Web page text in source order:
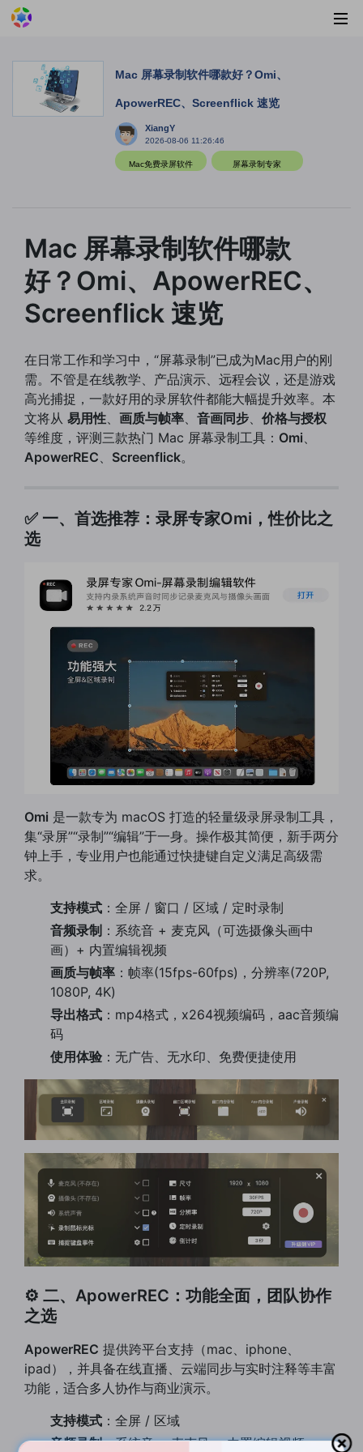
Mac 屏幕录制软件哪款好？Omi、
ApowerREC、Screenflick 速览
XiangY
2026-08-06 11:26:46
Mac免费录屏软件 屏幕录制专家
Mac 屏幕录制软件哪款
好？Omi、ApowerREC、
Screenflick 速览
在日常工作和学习中，“屏幕录制”已成为Mac用户的刚
需。不管是在线教学、产品演示、远程会议，还是游戏
高光捕捉，一款好用的录屏软件都能大幅提升效率。本
文将从 易用性、 画质与帧率、 音画同步、 价格与授权
等维度，评测三款热门 Mac 屏幕录制工具： Omi、
ApowerREC、 Screenflick。
✅ 一、首选推荐：录屏专家Omi，性价比之
选
Omi 是一款专为 macOS 打造的轻量级录屏录制工具，
集“录屏”“录制”“编辑”于一身。操作极其简便，新手两分
钟上手，专业用户也能通过快捷键自定义满足高级需
求。
支持模式 ：全屏 / 窗口 / 区域 / 定时录制
音频录制 ：系统音 + 麦克风（可选摄像头画中
画）+ 内置编辑视频
画质与帧率 ：帧率(15fps-60fps)，分辨率(720P,
1080P, 4K)
导出格式 ：mp4格式，x264视频编码，aac音频编
码
使用体验 ：无广告、无水印、免费便捷使用
⚙️ 二、ApowerREC：功能全面，团队协作
之选
ApowerREC 提供跨平台支持（mac、iphone、
ipad），并具备在线直播、云端同步与实时注释等丰富
功能，适合多人协作与商业演示。
支持模式 ：全屏 / 区域
音频录制：系统音 + 麦克风 + 内置编辑视频